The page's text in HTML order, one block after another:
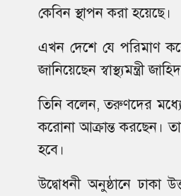
কেবিন স্থাপন করা হয়েছে।
এখন দেশে যে পরিমাণ
জানিয়েছেন স্বাস্থ্যমন্ত্রী
তিনি বলেন, তরুণদের
করোনা আক্রান্ত করছেন।
হবে।
উদ্বোধনী অনুষ্ঠানে